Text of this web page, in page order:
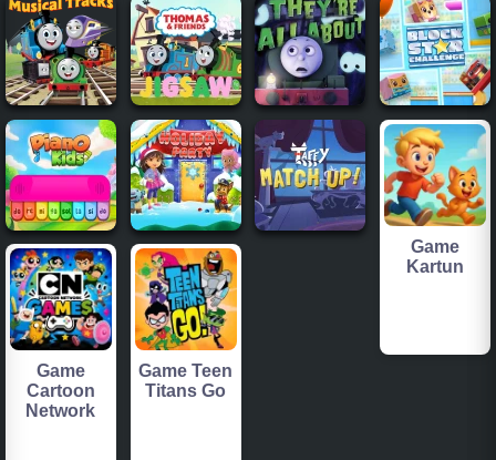
Game
Kartun
Game
Cartoon
Network
Game Teen
Titans Go